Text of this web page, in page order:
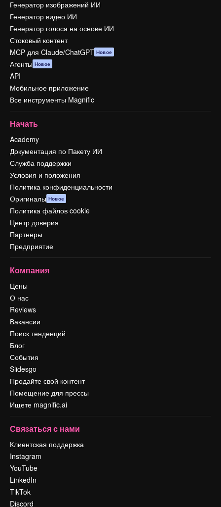
Генератор изображений ИИ
Генератор видео ИИ
Генератор голоса на основе ИИ
Стоковый контент
MCP для Claude/ChatGPT Новое
Агенты Новое
API
Мобильное приложение
Все инструменты Magnific
Начать
Academy
Документация по Пакету ИИ
Служба поддержки
Условия и положения
Политика конфиденциальности
Оригиналы Новое
Политика файлов cookie
Центр доверия
Партнеры
Предприятие
Компания
Цены
О нас
Reviews
Вакансии
Поиск тенденций
Блог
События
Slidesgo
Продайте свой контент
Помещение для прессы
Ищете magnific.ai
Связаться с нами
Клиентская поддержка
Instagram
YouTube
LinkedIn
TikTok
Discord